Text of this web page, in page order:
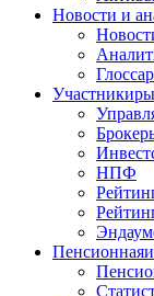
Новости и
Участники
НПФ
Пенсионная